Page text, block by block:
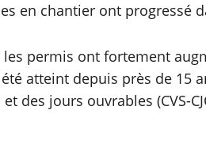
en chantier ont progressé
les permis ont fortement
atteint depuis près de 15
des jours ouvrables (CVS-